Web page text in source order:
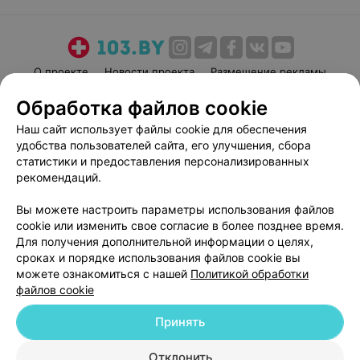
О проекте Новости проекта
Размещение рекламы
Пользовательское соглашение
Способы оплаты
Вакансии
Партнеры
Написать руководителю 103.by
Персональные настройки cookie
Обработка персональных данных
© 2026 ООО «Артокс Лаб», УНП 191700409| 220012, Республика Беларусь,
г. Минск, улица Толбухина, 2, пом. 16 | help@103.by
Обработка файлов cookie
Наш сайт использует файлы cookie для обеспечения
удобства пользователей сайта, его улучшения, сбора
статистики и предоставления персонализированных
рекомендаций.
Вы можете настроить параметры использования файлов
cookie или изменить свое согласие в более позднее время.
Для получения дополнительной информации о целях,
сроках и порядке использования файлов cookie вы
можете ознакомиться с нашей Политикой обработки
файлов cookie
Принять